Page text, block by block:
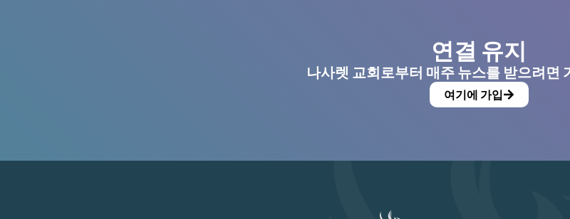
연결 유지
나사렛 교회로부터 매주 뉴스를 받으려면
여기에 가입